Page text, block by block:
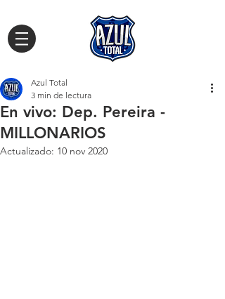
En vivo: Dep. Pereira -
MILLONARIOS
Azul Total
3 min de lectura
Actualizado: 10 nov 2020